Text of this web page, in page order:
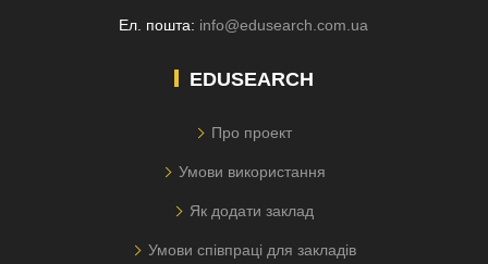
Ел. пошта: info@edusearch.com.ua
EDUSEARCH
Про проект
Умови використання
Як додати заклад
Умови співпраці для закладів